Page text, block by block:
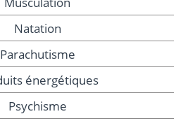
Natation
Parachutisme
énergétiques
Psychisme